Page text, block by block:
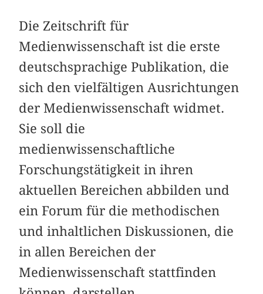
Die Zeitschrift für
Medienwissenschaft ist die erste
deutschsprachige Publikation, die
sich den vielfältigen Ausrichtungen
der Medienwissenschaft widmet.
Sie soll die
medienwissenschaftliche
Forschungstätigkeit in ihren
aktuellen Bereichen abbilden und
ein Forum für die methodischen
und inhaltlichen Diskussionen, die
in allen Bereichen der
Medienwissenschaft stattfinden